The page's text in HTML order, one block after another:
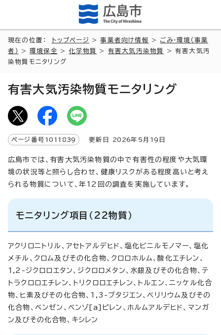
現在の位置： トップページ >事業者向け情報 > ごみ・環境（事業
者）
>環境保全 >化学物質 > 有害大気汚染物質
> 有害大気汚
染物質モニタリング
有害大気汚染物質モニタリング
ページ番号 1011839 更新日 2026年5月 19 日
広島市では、有害大気汚染物質の中で有害性の程度や大気環
境の状況等と照らし合わせ、健康リスクがある程度高いと考え
られる物質について、年12回の調査を実施しています。
モニタリング項目（22物質）
アクリロニトリル、アセトアルデヒド、塩化ビニルモノマー、塩化
メチル、クロム及びその化合物、クロロホルム、酸化エチレン、
1,2-ジクロロエタン、ジクロロメタン、水銀及びその化合物、テ
トラクロロエチレン、トリクロロエチレン、トルエン、ニッケル化合
物、ヒ素及びその化合物、1,3-ブタジエン、ベリリウム及びその
化合物、ベンゼン、ベンゾ[a]ピレン、ホルムアルデヒド、マンガ
ン及びその化合物、キシレン